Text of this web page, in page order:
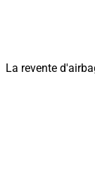
La revente